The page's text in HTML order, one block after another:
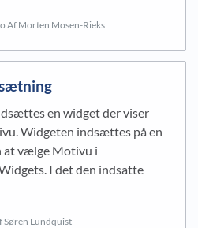
Af Morten Mosen-Rieks
en widget der viser
Widgeten indsættes på en
at vælge Motivu i
I det den indsatte
Søren Lundquist